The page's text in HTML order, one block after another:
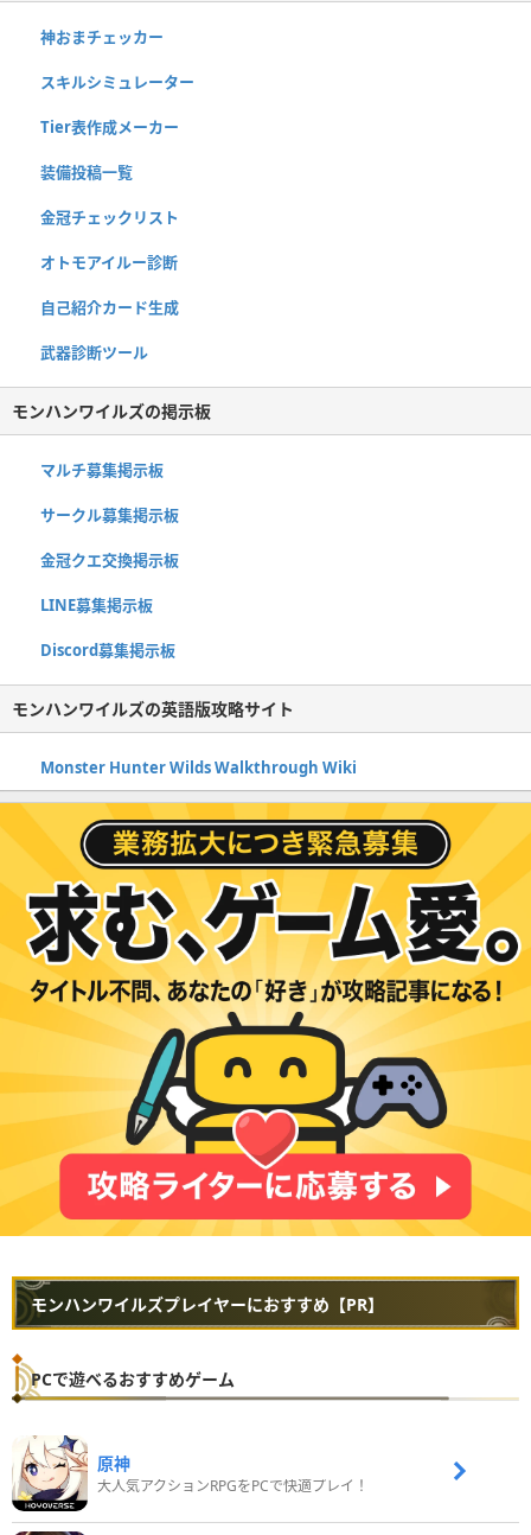
神おまチェッカー
スキルシミュレーター
Tier表作成メーカー
装備投稿一覧
金冠チェックリスト
オトモアイルー診断
自己紹介カード生成
武器診断ツール
モンハンワイルズの掲示板
マルチ募集掲示板
サークル募集掲示板
金冠クエ交換掲示板
LINE募集掲示板
Discord募集掲示板
モンハンワイルズの英語版攻略サイト
Monster Hunter Wilds Walkthrough Wiki
モンハンワイルズプレイヤーにおすすめ【PR】
PCで遊べるおすすめゲーム
原神
大人気アクションRPGをPCで快適プレイ！